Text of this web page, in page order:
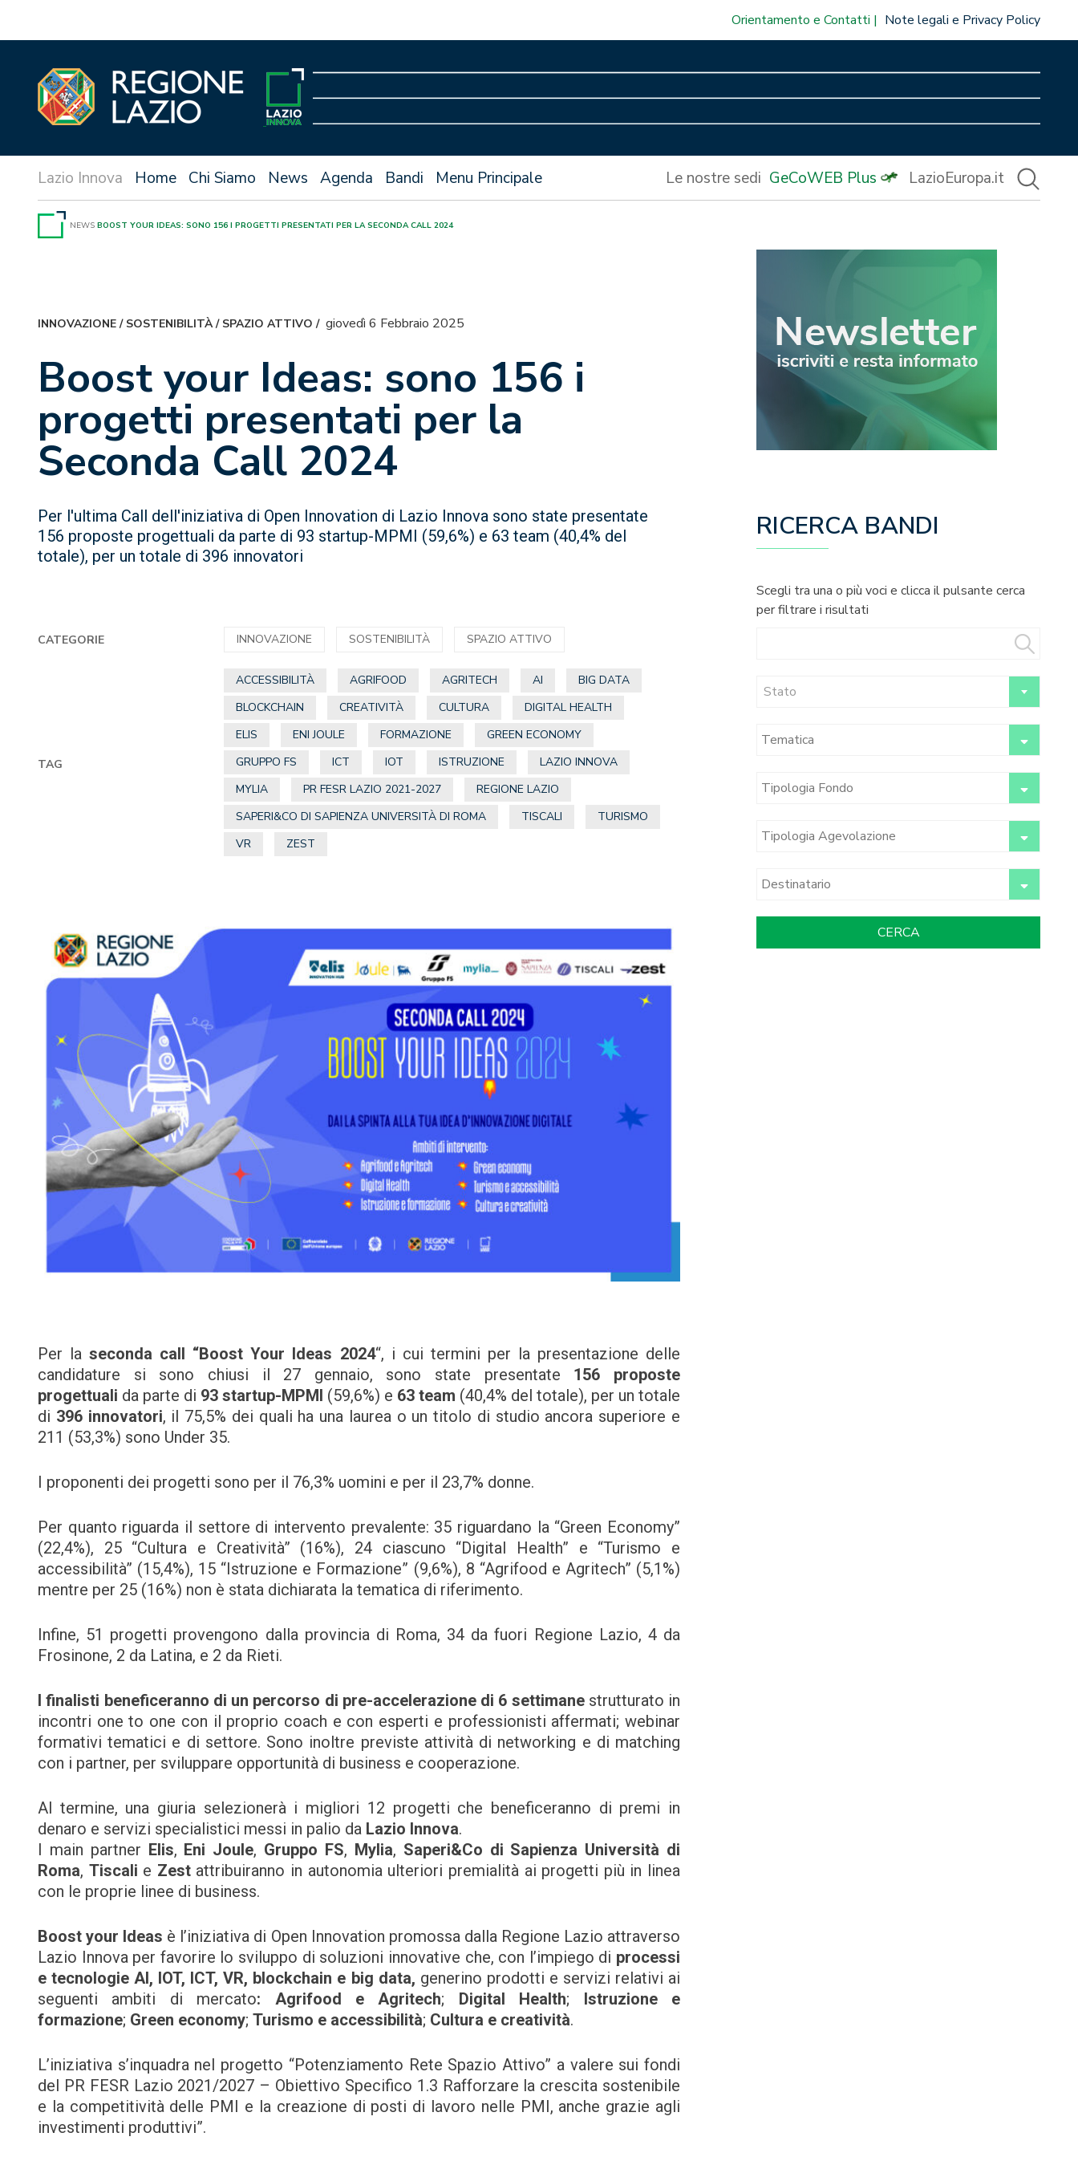
Orientamento e Contatti Note legali e Privacy Policy
Home Chi Siamo News Agenda Bandi Menu Principale Le nostre sedi GeCoWEB Plus LazioEuropa.it
NEWS BOOST YOUR IDEAS: SONO 156 I PROGETTI PRESENTATI PER LA SECONDA CALL 2024
INNOVAZIONE/ SOSTENIBILITÀ/ SPAZIO ATTIVO / giovedì 6 Febbraio 2025
Boost your Ideas: sono 156 i
progetti presentati per la
Seconda Call 2024
Per l'ultima Call dell'iniziativa di Open Innovation di Lazio Innova sono state presentate
156 proposte progettuali da parte di 93 startup-MPMI (59,6%) e 63 team (40,4% del
totale), per un totale di 396 innovatori
CATEGORIE INNOVAZIONE SOSTENIBILITÀ SPAZIO ATTIVO
TAG
ACCESSIBILITÀ AGRIFOOD AGRITECH AI
BIG DATA
BLOCKCHAIN
CREATIVITÀ CULTURA
DIGITAL HEALTH
ELIS
ENI JOULE FORMAZIONE
GREEN ECONOMY
GRUPPO FS
ICT IOT ISTRUZIONE
LAZIO INNOVA
MYLIA
PR FESR LAZIO 2021-2027
REGIONE LAZIO
SAPERI&CO DI SAPIENZA UNIVERSITÀ DI ROMA
TISCALI
TURISMO
VR
ZEST
Per laseconda call “Boost Your Ideas 2024“, i cui termini per la presentazione delle
candidature si sono chiusi il 27 gennaio, sono state presentate 156
proposte
progettuali da parte di 93 startup-MPMI (59,6%) e 63 team (40,4% del totale), per un totale
di 396 innovatori, il 75,5% dei quali ha una laurea o un titolo di studio ancora superiore e
211 (53,3%) sono Under 35.
I proponenti dei progetti sono per il 76,3% uomini e per il 23,7% donne.
Per quanto riguarda il settore di intervento prevalente: 35 riguardano la “Green Economy”
(22,4%), 25 “Cultura e Creatività” (16%), 24 ciascuno “Digital Health” e “Turismo e
accessibilità” (15,4%), 15 “Istruzione e Formazione” (9,6%), 8 “Agrifood e Agritech” (5,1%)
mentre per 25 (16%) non è stata dichiarata la tematica di riferimento.
Infine, 51 progetti provengono dalla provincia di Roma, 34 da fuori Regione Lazio, 4 da
Frosinone, 2 da Latina, e 2 da Rieti.
I finalisti beneficeranno di un percorso di pre-accelerazione di 6 settimanestrutturato in
incontri one to one con il proprio coach e con esperti e professionisti affermati; webinar
formativi tematici e di settore. Sono inoltre previste attività di networking e di matching
con i partner, per sviluppare opportunità di business e cooperazione.
Al termine, una giuria selezionerà i migliori 12 progetti che beneficeranno di premi in
denaro e servizi specialistici messi in palio da Lazio Innova.
I main partner Elis, Eni Joule, Gruppo FS, Mylia, Saperi&Co di Sapienza Università di
Roma, Tiscali e Zestattribuiranno in autonomia ulteriori premialità ai progetti più in linea
con le proprie linee di business.
Boost your Ideas è l’iniziativa di Open Innovation promossa dalla Regione Lazio attraverso
Lazio Innova per favorire lo sviluppo di soluzioni innovative che, con l’impiego di processi
e tecnologie AI, IOT, ICT, VR, blockchain e big data, generino prodotti e servizi relativi ai
seguenti ambiti di mercato: Agrifood e Agritech; Digital Health; Istruzione e
formazione; Green economy; Turismo e accessibilità; Cultura e creatività.
L’iniziativa s’inquadra nel progetto “Potenziamento Rete Spazio Attivo” a valere sui fondi
del PR FESR Lazio 2021/2027 – Obiettivo Specifico 1.3 Rafforzare la crescita sostenibile
e la competitività delle PMI e la creazione di posti di lavoro nelle PMI, anche grazie agli
investimenti produttivi”.
RICERCA BANDI
Scegli tra una o più voci e clicca il pulsante cerca
per filtrare i risultati
Stato